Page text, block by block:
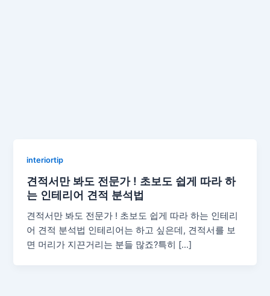
interiortip
견적서만 봐도 전문가 ! 초보도 쉽게 따라 하
는 인테리어 견적 분석법
견적서만 봐도 전문가 ! 초보도 쉽게 따라 하는 인테리
어 견적 분석법 인테리어는 하고 싶은데, 견적서를 보
면 머리가 지끈거리는 분들 많죠?특히 […]